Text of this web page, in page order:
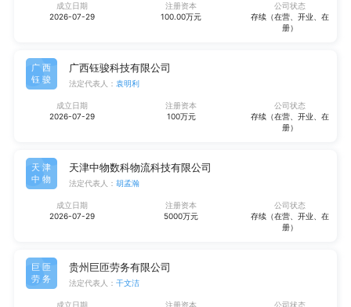
成立日期
2026-07-29
注册资本
100.00万元
公司状态
存续（在营、开业、在
册）
广西
钰骏
广西钰骏科技有限公司
法定代表人： 袁明利
成立日期
2026-07-29
注册资本
100万元
公司状态
存续（在营、开业、在
册）
天津
中物
天津中物数科物流科技有限公司
法定代表人： 胡孟瀚
成立日期
2026-07-29
注册资本
5000万元
公司状态
存续（在营、开业、在
册）
巨匝
劳务
贵州巨匝劳务有限公司
法定代表人： 干文洁
成立日期
注册资本
公司状态